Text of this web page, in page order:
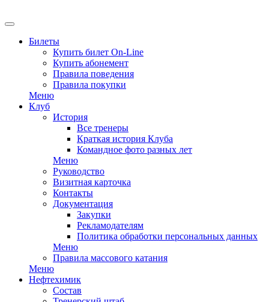
Билеты
Купить билет On-Line
Купить абонемент
Правила поведения
Правила покупки
Меню
Клуб
История
Все тренеры
Краткая история Клуба
Командное фото разных лет
Меню
Руководство
Визитная карточка
Контакты
Документация
Закупки
Рекламодателям
Политика обработки персональных данных
Меню
Правила массового катания
Меню
Нефтехимик
Состав